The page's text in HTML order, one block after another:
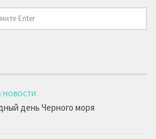
/НОВОСТИ
день Черного моря